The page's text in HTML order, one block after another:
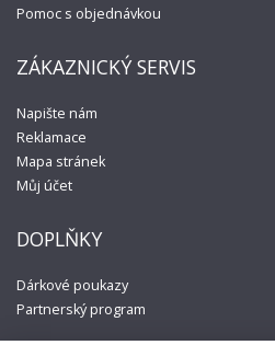
Pomoc s objednávkou
ZÁKAZNICKÝ SERVIS
Napište nám
Reklamace
Mapa stránek
Můj účet
DOPLŇKY
Dárkové poukazy
Partnerský program